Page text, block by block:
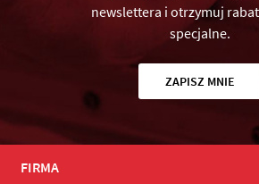
newslettera i otrzymuj
specjalne.
ZAPISZ MNIE
FIRMA